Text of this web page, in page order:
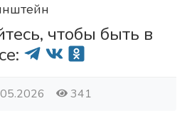
чтобы быть в
341